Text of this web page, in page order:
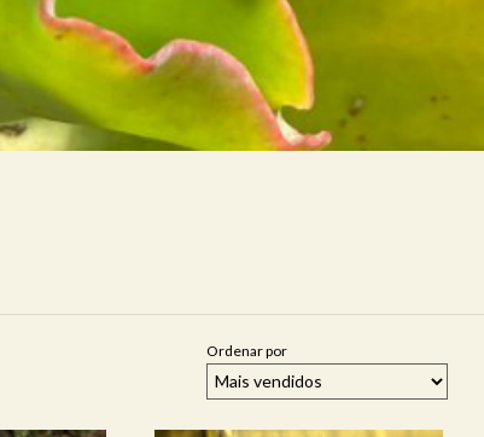
Ordenar por